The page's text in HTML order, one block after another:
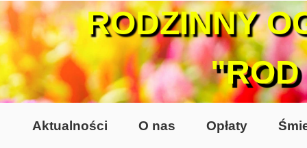
Aktualności O nas Opłaty
RODZINNY